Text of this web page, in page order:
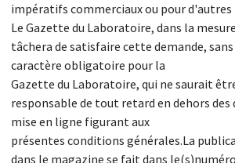
impératifs commerciaux ou pour
Le Gazette du Laboratoire, dans la
tâchera de satisfaire cette demande,
caractère obligatoire pour la
Gazette du Laboratoire, qui ne saurait
responsable de tout retard en dehors des
mise en ligne figurant aux
présentes conditions générales.La
dans le magazine se fait dans